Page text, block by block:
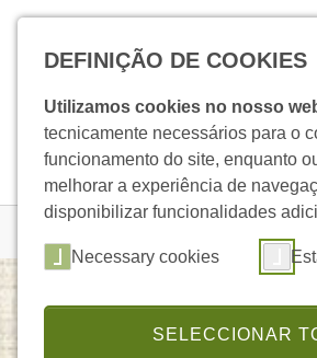
Skip to main navigation
Skip to main content
Skip to page footer
You are here:
DEFINIÇÃO DE COOKIES
Utilizamos cookies no nosso
tecnicamente necessários para o
funcionamento do site, enquanto
melhorar a experiência de
disponibilizar funcionalidades
Necessary cookies
SELECCIONAR